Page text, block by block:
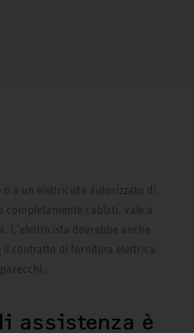
a un elettricista autorizzato di
completamente cablati, vale a
L’elettricista dovrebbe anche
il contratto di fornitura elettrica
assistenza è